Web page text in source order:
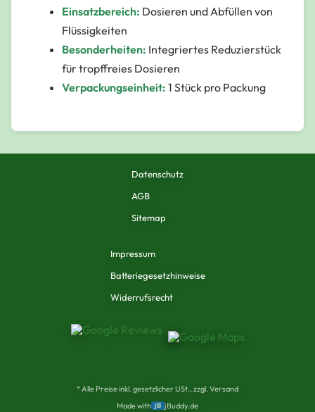
Einsatzbereich: Dosieren und Abfüllen von
Flüssigkeiten
Besonderheiten: Integriertes Reduzierstück
für tropffreies Dosieren
Verpackungseinheit: 1 Stück pro Packung
Datenschutz
AGB
Sitemap
Impressum
Batteriegesetzhinweise
Widerrufsrecht
* Alle Preise inkl. gesetzlicher USt., zzgl. Versand
Made with jB jBuddy.de